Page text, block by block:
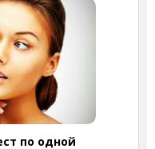
по одной